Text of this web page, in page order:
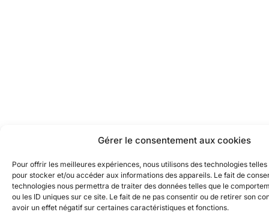
Gérer le consentement aux cookies
Pour offrir les meilleures expériences, nous utilisons des technologies
pour stocker et/ou accéder aux informations des appareils. Le fait de
technologies nous permettra de traiter des données telles que le
ou les ID uniques sur ce site. Le fait de ne pas consentir ou de retirer son
avoir un effet négatif sur certaines caractéristiques et fonctions.